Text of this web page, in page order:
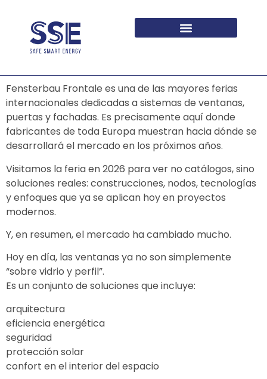
Fensterbau Frontale es una de las mayores ferias
internacionales dedicadas a sistemas de ventanas,
puertas y fachadas. Es precisamente aquí donde
fabricantes de toda Europa muestran hacia dónde se
desarrollará el mercado en los próximos años.
Visitamos la feria en 2026 para ver no catálogos, sino
soluciones reales: construcciones, nodos, tecnologías
y enfoques que ya se aplican hoy en proyectos
modernos.
Y, en resumen, el mercado ha cambiado mucho.
Hoy en día, las ventanas ya no son simplemente
“sobre vidrio y perfil”.
Es un conjunto de soluciones que incluye:
arquitectura
eficiencia energética
seguridad
protección solar
confort en el interior del espacio